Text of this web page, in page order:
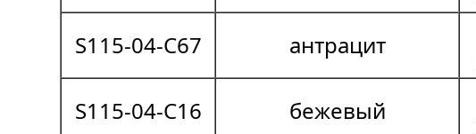
S115-04-C67
антрацит
S115-04-C16
бежевый